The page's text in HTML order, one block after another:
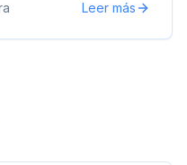
Leer más